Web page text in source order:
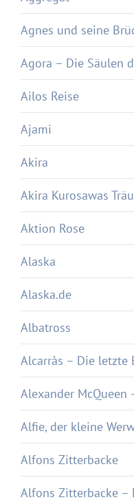
Agnes und seine
Agora – Die Säulen
Ailos Reise
Ajami
Akira
Akira Kurosawas
Aktion Rose
Alaska
Alaska.de
Albatross
Alcarràs – Die letzte
Alexander McQueen
Alfie, der kleine
Alfons Zitterbacke
Alfons Zitterbacke –